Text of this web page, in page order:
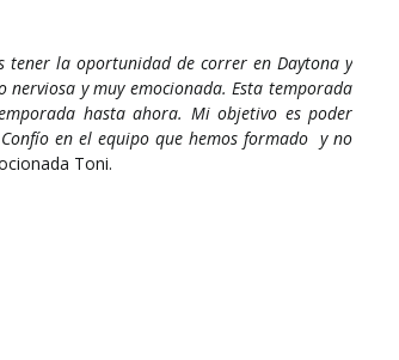
tener la oportunidad de correr en Daytona y
y muy emocionada. Esta temporada
hasta ahora. Mi objetivo es poder
en el equipo que hemos formado y no
Toni.